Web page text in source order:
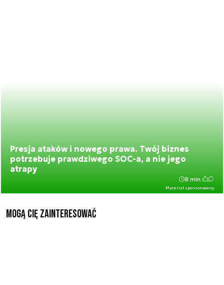
Presja ataków i nowego prawa. Twój biznes
potrzebuje prawdziwego SOC-a, a nie jego
atrapy
Materiał sponsorowany
8 min.
Mogą Cię zainteresować